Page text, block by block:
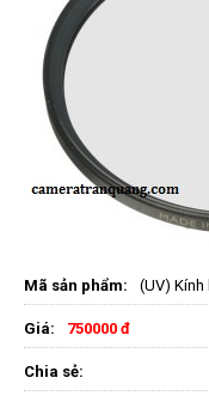
Mã sản phẩm: (UV) Kính
Giá: 750000 đ
Chia sẻ: